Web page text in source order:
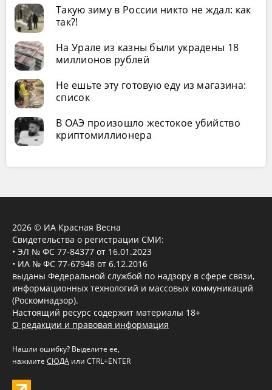
Такую зиму в России никто не ждал: как
так?!
На Урале из казны были украдены 18
миллионов рублей
Не ешьте эту готовую еду из магазина:
список
В ОАЭ произошло жестокое убийство
криптомиллионера
2026 © ИА Красная Весна
Свидетельства о регистрации СМИ:
• ЭЛ № ФС 77-84377 от 16.01.2023
• ИА № ФС 77-67948 от 6.12.2016
выданы Федеральной службой по надзору в сфере связи,
информационных технологий и массовых коммуникаций
(Роскомнадзор).
Настоящий ресурс содержит материалы 18+
О редакции и правовая информация
Нашли ошибку? Выделите ее,
нажмите СЮДА или CTRL+ENTER